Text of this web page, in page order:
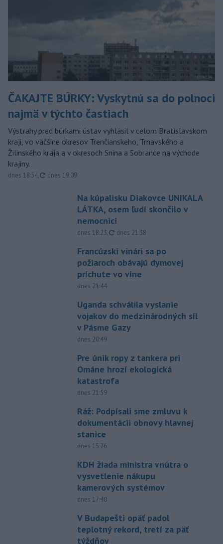
ČAKAJTE BÚRKY: Vyskytnú sa do polnoci
najmä v týchto častiach
Výstrahy pred búrkami ústav vyhlásil v celom Bratislavskom
kraji, vo väčšine okresov Trenčianskeho, Trnavského a
Žilinského kraja a v okresoch Snina a Sobrance na východe
krajiny.
dnes 18:54, aktualizované
dnes 19:09
Na kúpalisku Diakovce UNIKALA
LÁTKA, osem ľudí skončilo v
nemocnici
dnes 18:23, aktualizované
dnes 21:38
Francúzski vinári sa po
požiaroch obávajú dymovej
príchute vo víne
dnes 21:44
Uganda schválila vyslanie
vojakov do medzinárodných síl
v Pásme Gazy
dnes 20:49
Pre únik ropy z tankera pri
Ománe hrozí ekologická
katastrofa
dnes 21:59
Ráž: Podpísali sme zmluvu k
dokumentácii obnovy hlavnej
stanice
dnes 15:26
KDH žiada ministra vnútra o
vysvetlenie nákupu
kamerových systémov
dnes 17:40
V Budapešti opäť padol
teplotný rekord, tretí za päť
týždňov